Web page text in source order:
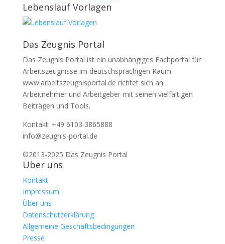
Lebenslauf Vorlagen
Das Zeugnis Portal
Das Zeugnis Portal ist ein unabhängiges Fachportal für
Arbeitszeugnisse im deutschsprachigen Raum.
www.arbeitszeugnisportal.de richtet sich an
Arbeitnehmer und Arbeitgeber mit seinen vielfältigen
Beiträgen und Tools.
Kontakt: +49 6103 3865888
info@zeugnis-portal.de
©2013-2025 Das Zeugnis Portal
Über uns
Kontakt
Impressum
Über uns
Datenschutzerklärung
Allgemeine Geschäftsbedingungen
Presse